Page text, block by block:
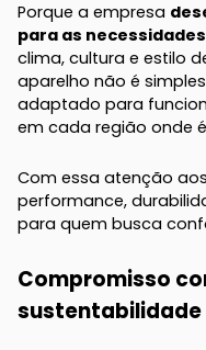
Porque a empresa
para as
clima, cultura e estilo
aparelho não é
adaptado para
em cada região onde
Com essa atenção
performance,
para quem busca
Compromisso
sustentabilidade